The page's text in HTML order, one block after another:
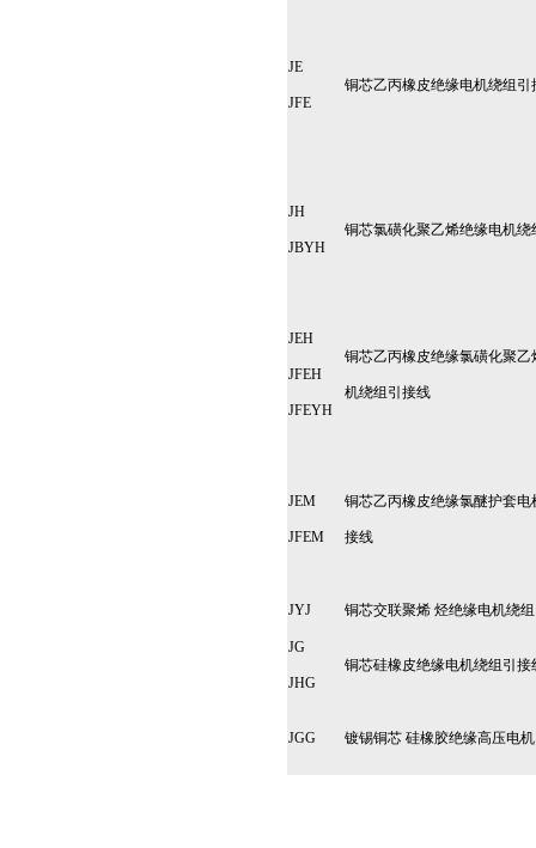
JE
JFE
铜芯乙丙橡皮绝缘电机绕组引
JH
JBYH
铜芯氯磺化聚乙烯绝缘电机绕
JEH
JFEH
JFEYH
铜芯乙丙橡皮绝缘氯磺化聚乙
机绕组引接线
JEM
JFEM
铜芯乙丙橡皮绝缘氯醚护套电
接线
JYJ 铜芯交联聚烯 烃绝缘电机绕
JG
JHG
铜芯硅橡皮绝缘电机绕组引接
JGG 镀锡铜芯 硅橡胶绝缘高压电